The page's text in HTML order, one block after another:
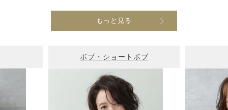
もっと見る
ボブ・ショートボブ